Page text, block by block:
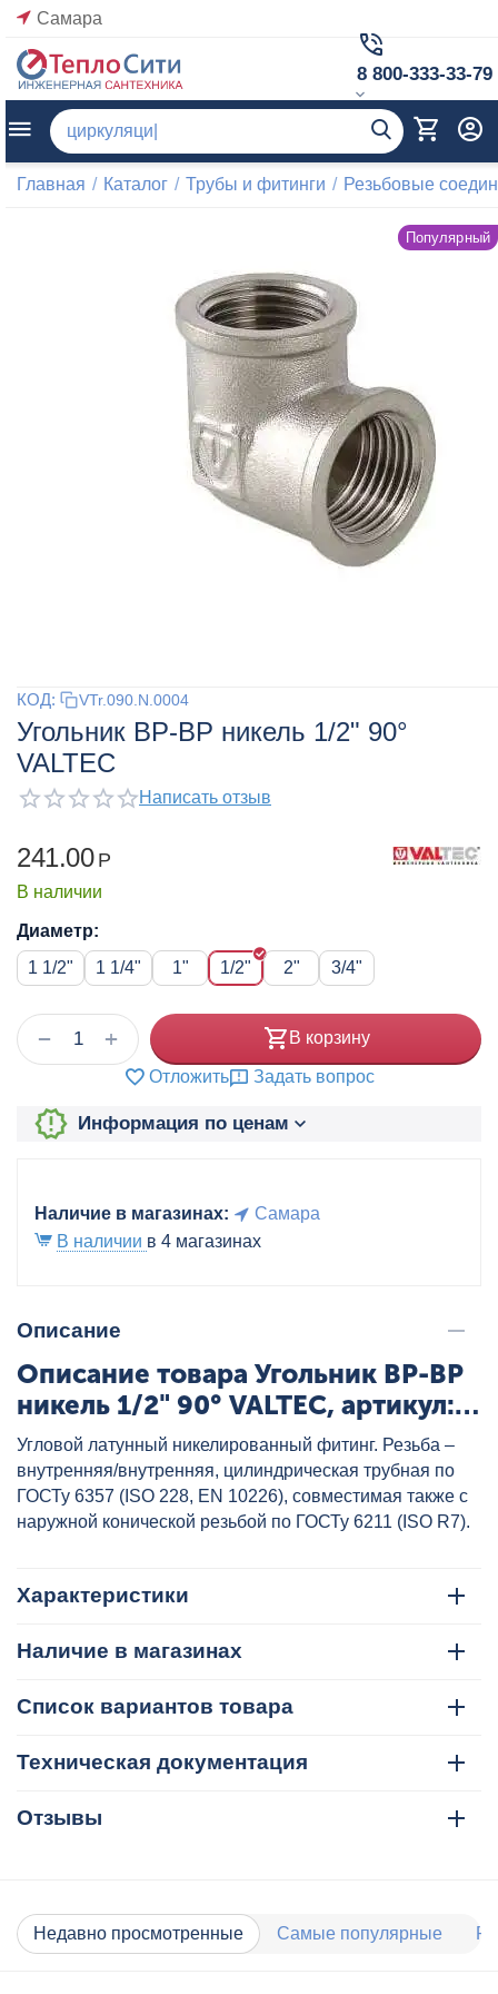
Самара
8 800-333-33-79
Главная / Каталог / Трубы и фитинги / Резьбовые
Популярный
КОД: VTr.090.N.0004
Угольник ВР-ВР никель 1/2" 90°
VALTEC
Написать отзыв
241.00 Р
В наличии
Диаметр:
1 1/2"
1 1/4" 1" 1/2" 2" 3/4"
+
− В корзину
Отложить Задать вопрос
Информация по ценам
Наличие в магазинах:
Самара
В наличии в 4 магазинах
Описание
Описание товара Угольник ВР-ВР
никель 1/2" 90° VALTEC, артикул:
VTr.090.N.0004
Угловой латунный никелированный фитинг. Резьба –
внутренняя/внутренняя, цилиндрическая трубная по
ГОСТу 6357 (ISO 228, EN 10226), совместимая также с
наружной конической резьбой по ГОСТу 6211 (ISO R7).
Характеристики
Наличие в магазинах
Список вариантов товара
Техническая документация
Отзывы
Недавно просмотренные Самые популярные